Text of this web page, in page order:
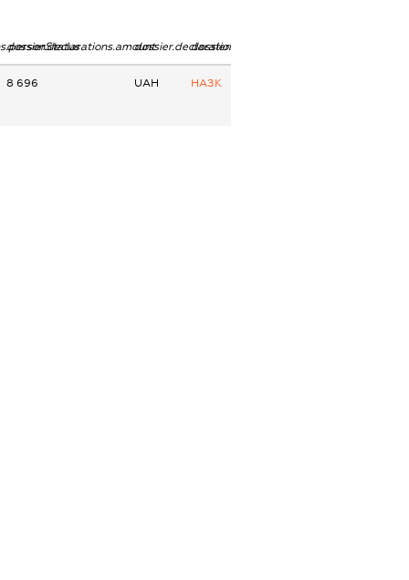
dossier.declarations.amountdossier.declarations.currency
dossier.declarations.source
8 696 UAH НАЗК